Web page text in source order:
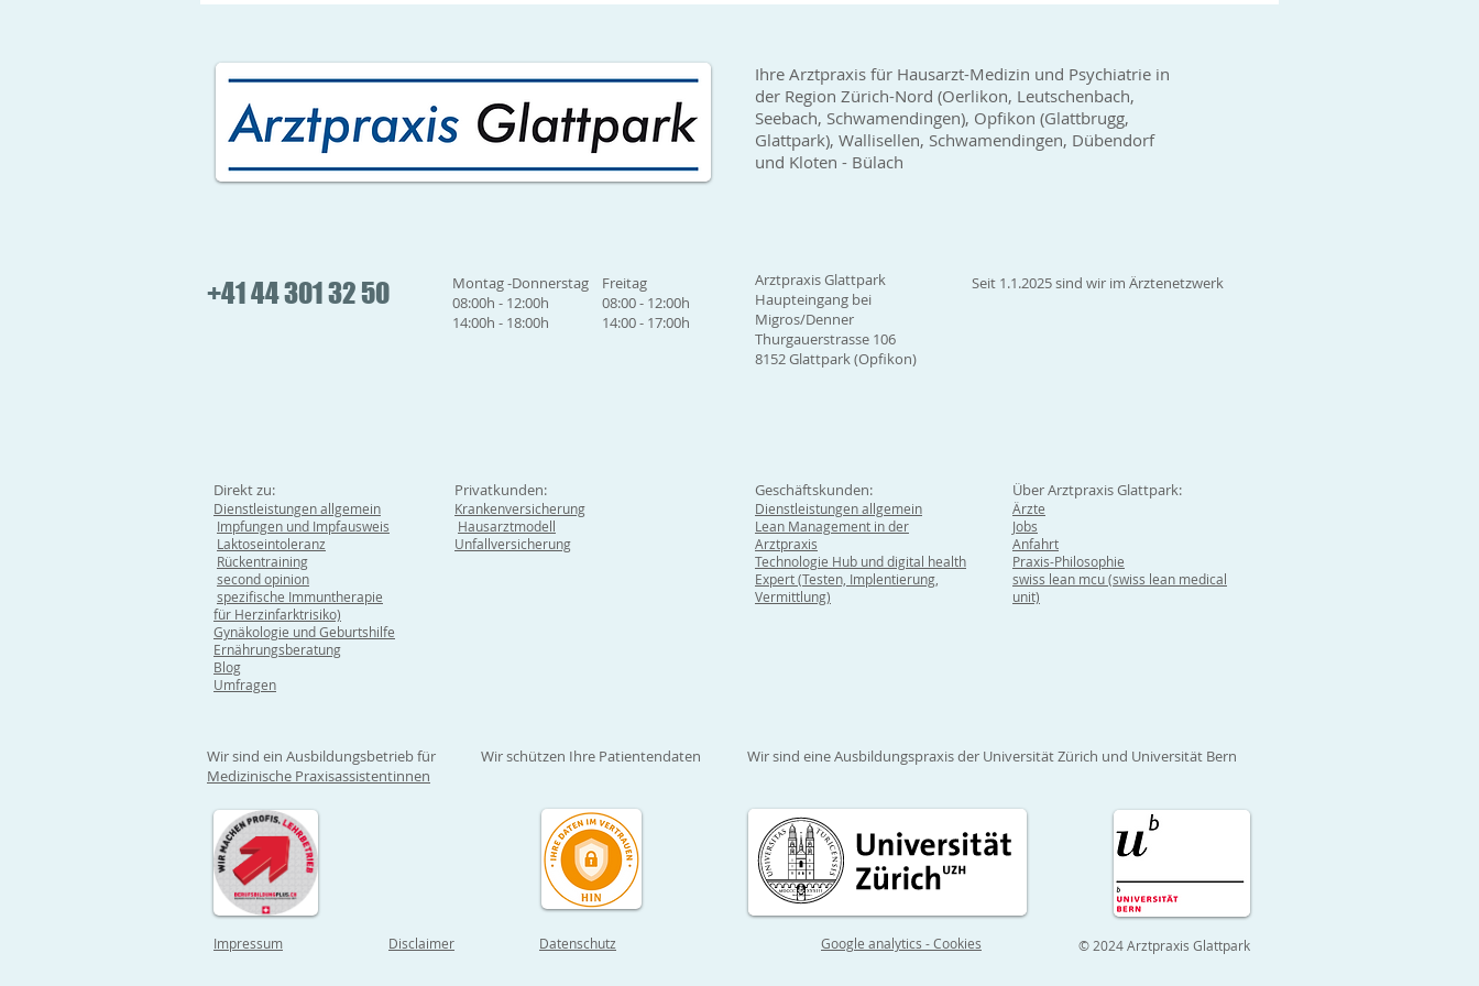
Ihre Arztpraxis für Hausarzt-Medizin und Psychiatrie in
der Region Zürich-Nord (Oerlikon, Leutschenbach,
Seebach, Schwamendingen), Opfikon (Glattbrugg,
Glattpark), Wallisellen, Schwamendingen, Dübendorf
und Kloten - Bülach
+41 44 301 32 50
Montag -Donnerstag
08:00h - 12:00h
14:00h - 18:00h
Freitag
08:00 - 12:00h
14:00 - 17:00h
Arztpraxis Glattpark
Haupteingang bei
Migros/Denner
Thurgauerstrasse 106
8152 Glattpark (Opfikon)
Seit 1.1.2025 sind wir im Ärztenetzwerk
Direkt zu:
Dienstleistungen allgemein
Impfungen und Impfausweis
Laktoseintoleranz
Rückentraining
second opinion
spezifische Immuntherapie
für Herzinfarktrisiko)
Gynäkologie und Geburtshilfe
Ernährungsberatung
Blog
Umfragen
Privatkunden:
Krankenversicherung
Hausarztmodell
Unfallversicherung
Wir sind ein Ausbildungsbetrieb für
Medizinische Praxisassistentinnen
Wir schützen Ihre Patientendaten
Impressum Disclaimer Datenschutz
Geschäftskunden:
Dienstleistungen allgemein
Lean Management in der
Arztpraxis
Technologie Hub und digital health
Expert (Testen, Implentierung,
Vermittlung)
Über Arztpraxis Glattpark:
Ärzte
Jobs
Anfahrt
Praxis-Philosophie
swiss lean mcu (swiss lean medical
unit)
Wir sind eine Ausbildungspraxis der Universität Zürich und Universität Bern
Google analytics - Cookies © 2024 Arztpraxis Glattpark